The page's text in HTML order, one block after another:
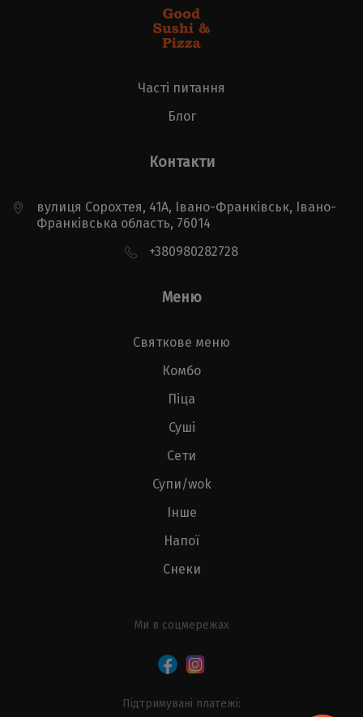
Часті питання
Блог
Контакти
вулиця Сорохтея, 41А, Івано-Франківськ, Івано-
Франківська область, 76014
+380980282728
Меню
Святкове меню
Комбо
Піца
Суші
Сети
Супи/wok
Інше
Напої
Снеки
Ми в соцмережах
Підтримувані платежі: